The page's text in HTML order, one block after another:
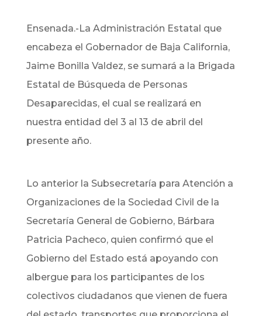
Ensenada.-La Administración Estatal que
encabeza el Gobernador de Baja California,
Jaime Bonilla Valdez, se sumará a la Brigada
Estatal de Búsqueda de Personas
Desaparecidas, el cual se realizará en
nuestra entidad del 3 al 13 de abril del
presente año.
Lo anterior la Subsecretaría para Atención a
Organizaciones de la Sociedad Civil de la
Secretaría General de Gobierno, Bárbara
Patricia Pacheco, quien confirmó que el
Gobierno del Estado está apoyando con
albergue para los participantes de los
colectivos ciudadanos que vienen de fuera